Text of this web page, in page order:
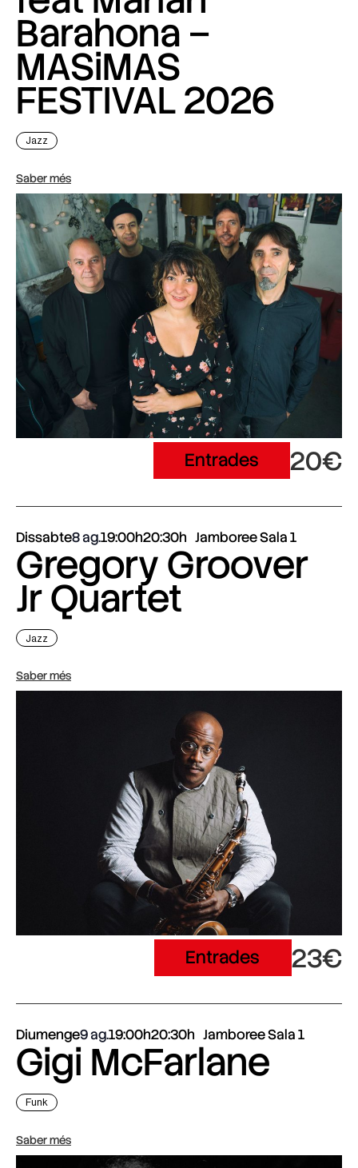
Barahona –
MASiMAS
FESTIVAL 2026
Jazz
Saber més
Entrades 20€
Dissabte8 ag.19:00h20:30h Jamboree Sala 1
Gregory Groover
Jr Quartet
Jazz
Saber més
Entrades 23€
Diumenge9 ag.19:00h20:30h Jamboree Sala 1
Gigi McFarlane
Funk
Saber més